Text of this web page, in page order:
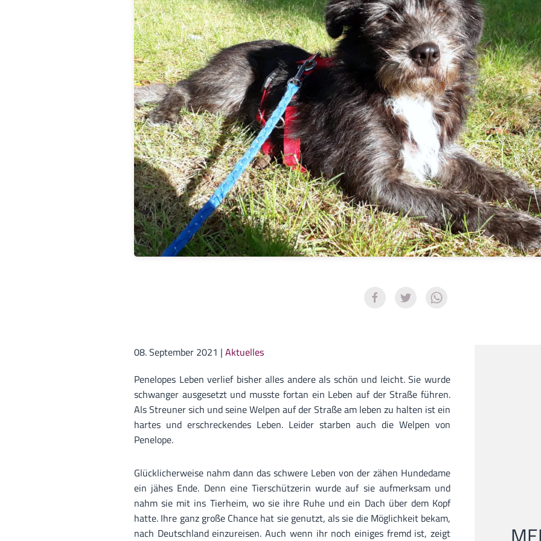
08. September 2021 | Aktuelles
Penelopes Leben verlief bisher alles andere als schön und leicht. Sie wurde
schwanger ausgesetzt und musste fortan ein Leben auf der Straße führen.
Als Streuner sich und seine Welpen auf der Straße am leben zu halten ist ein
hartes und erschreckendes Leben. Leider starben auch die Welpen von
Penelope.
Glücklicherweise nahm dann das schwere Leben von der zähen Hundedame
ein jähes Ende. Denn eine Tierschützerin wurde auf sie aufmerksam und
nahm sie mit ins Tierheim, wo sie ihre Ruhe und ein Dach über dem Kopf
hatte. Ihre ganz große Chance hat sie genutzt, als sie die Möglichkeit bekam,
nach Deutschland einzureisen. Auch wenn ihr noch einiges fremd ist, zeigt